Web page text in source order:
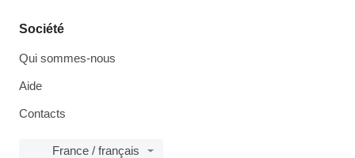
Société
Qui sommes-nous
Aide
Contacts
France / français